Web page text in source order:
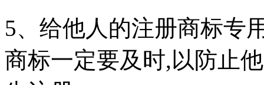
5、给他人的注册商标专
商标一定要及时,以防止